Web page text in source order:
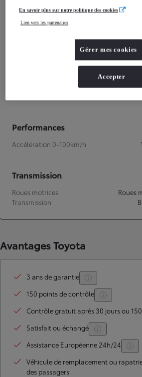
Performances
Accélération 0-100km/h
Transmission
Roues motrices
Roues
Transmission
Avantages Toyota
3 ans de garantie
150 points de contrôle
Contrôle gratuit après 30 jours ou
Satisfait ou échangé
Assistance Européenne 24h/24
Véhicule de remplacement ou
des passagers
En savoir plus sur notre politique des cookies
Lien vers les partenaires
Gérer mes cookies
Accepter